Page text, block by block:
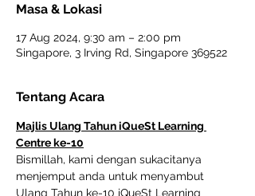
Masa & Lokasi
17 Aug 2024, 9:30 am – 2:00 pm
Singapore, 3 Irving Rd, Singapore 369522
Tentang Acara
Majlis Ulang Tahun iQueSt Learning
Centre ke-10
Bismillah, kami dengan sukacitanya
menjemput anda untuk menyambut
Ulang Tahun ke-10 iQueSt Learning